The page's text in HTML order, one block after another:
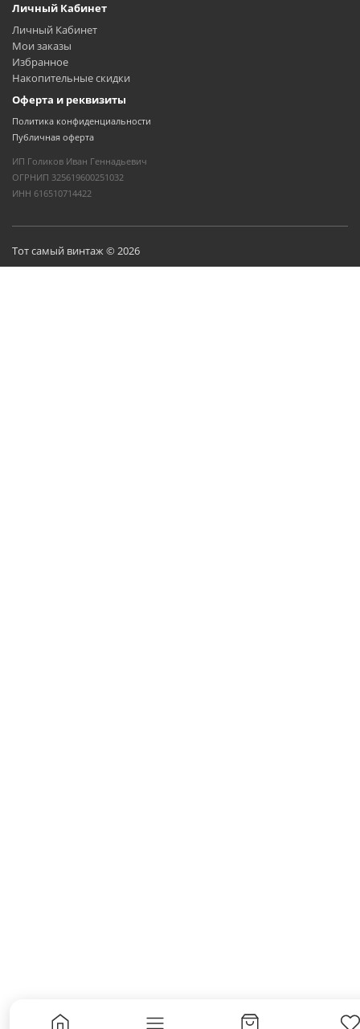
Личный Кабинет
Личный Кабинет
Мои заказы
Избранное
Накопительные скидки
Оферта и реквизиты
Политика конфиденциальности
Публичная оферта
ИП Голиков Иван Геннадьевич
ОГРНИП 325619600251032
ИНН 616510714422
Тот самый винтаж © 2026